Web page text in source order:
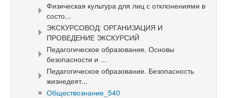
Физическая культура для лиц с отклонениями в
состо...
ЭКСКУРСОВОД: ОРГАНИЗАЦИЯ И
ПРОВЕДЕНИЕ ЭКСКУРСИЙ
Педагогическое образование. Основы
безопасности и ...
Педагогическое образование. Безопасность
жизнедеят...
Обществознание_540